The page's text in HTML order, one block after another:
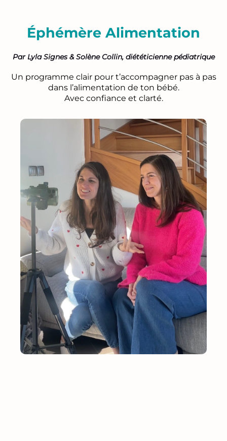
Éphémère Alimentation
Par Lyla Signes & Solène Collin, diététicienne pédiatrique
Un programme clair pour t’accompagner pas à pas
dans l’alimentation de ton bébé.
Avec confiance et clarté.